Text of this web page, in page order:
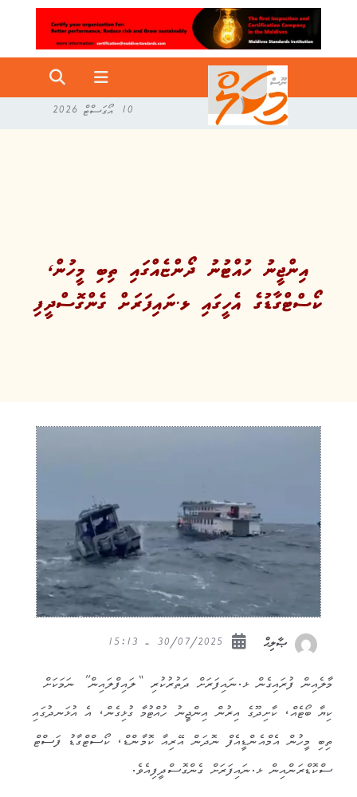
10 އޯގަސްޓް 2026
އިންޖީނު ހުއްޓުނު ދޯންޏެއްގައި ތިބި މީހުން،
ކޯސްޓްގާޑުގެ އެހީގައި ޅ.ނައިފަރަށް ގެންގޮސްދީފި
ޞާލިޙް
މާލެއިން ފުރައިގެން ޅ.ނައިފަރަށް ދަތުރުކުރި “ލައިފްލައިން” ނަމަކަށް
ކިޔާ ބޯޓެއް، ކާށިދޫގެ އިރުން އިންޖީނު ހުއްޓުމާ ގުޅިގެން، އެ އުޅަނދުގައި
ތިބި މީހުން އެމްއެންޑީއެފް ނޮދަން އޭރިއާ ކޮމާންޑް، ކޯސްޓްގާޑު ފަސްޓް
ސްކޮޑްރަންއިން ޅ.ނައިފަރަށް ގެންގޮސްދީފިއެވެ.